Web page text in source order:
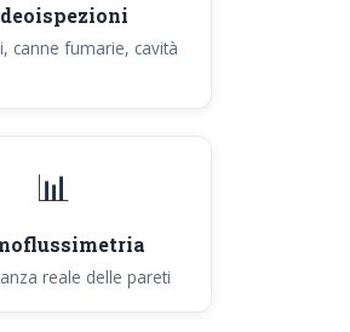
canne fumarie, cavità
📊
reale delle pareti